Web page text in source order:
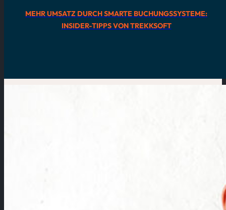
MEHR UMSATZ DURCH SMARTE BUCHUNGSSYSTEME:
INSIDER-TIPPS VON TREKKSOFT